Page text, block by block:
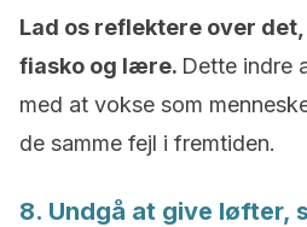
Lad os reflektere over
fiasko og lære. Dette indre
med at vokse som
de samme fejl i fremtiden.
8. Undgå at give løfter,